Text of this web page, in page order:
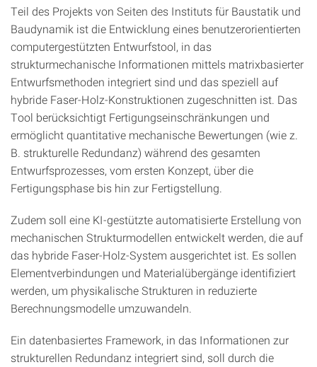
Teil des Projekts von Seiten des Instituts für Baustatik und
Baudynamik ist die Entwicklung eines benutzerorientierten
computergestützten Entwurfstool, in das
strukturmechanische Informationen mittels matrixbasierter
Entwurfsmethoden integriert sind und das speziell auf
hybride Faser-Holz-Konstruktionen zugeschnitten ist. Das
Tool berücksichtigt Fertigungseinschränkungen und
ermöglicht quantitative mechanische Bewertungen (wie z.
B. strukturelle Redundanz) während des gesamten
Entwurfsprozesses, vom ersten Konzept, über die
Fertigungsphase bis hin zur Fertigstellung.
Zudem soll eine KI-gestützte automatisierte Erstellung von
mechanischen Strukturmodellen entwickelt werden, die auf
das hybride Faser-Holz-System ausgerichtet ist. Es sollen
Elementverbindungen und Materialübergänge identifiziert
werden, um physikalische Strukturen in reduzierte
Berechnungsmodelle umzuwandeln.
Ein datenbasiertes Framework, in das Informationen zur
strukturellen Redundanz integriert sind, soll durch die